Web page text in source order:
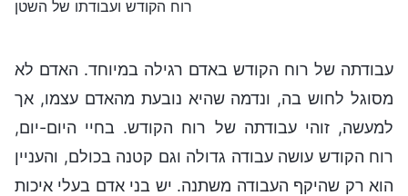
רוח הקודש ועבודתו של השטן
עבודתה של רוח הקודש באדם רגילה במיוחד. האדם לא
מסוגל לחוש בה, ונדמה שהיא נובעת מהאדם עצמו, אך
למעשה, זוהי עבודתה של רוח הקודש. בחיי היום-יום,
רוח הקודש עושה עבודה גדולה וגם קטנה בכולם, והעניין
הוא רק שהיקף העבודה משתנה. יש בני אדם בעלי איכות